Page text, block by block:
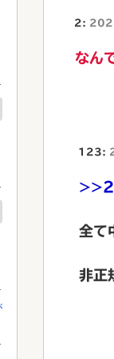
2:
なん
123:
>>2
全て
非正